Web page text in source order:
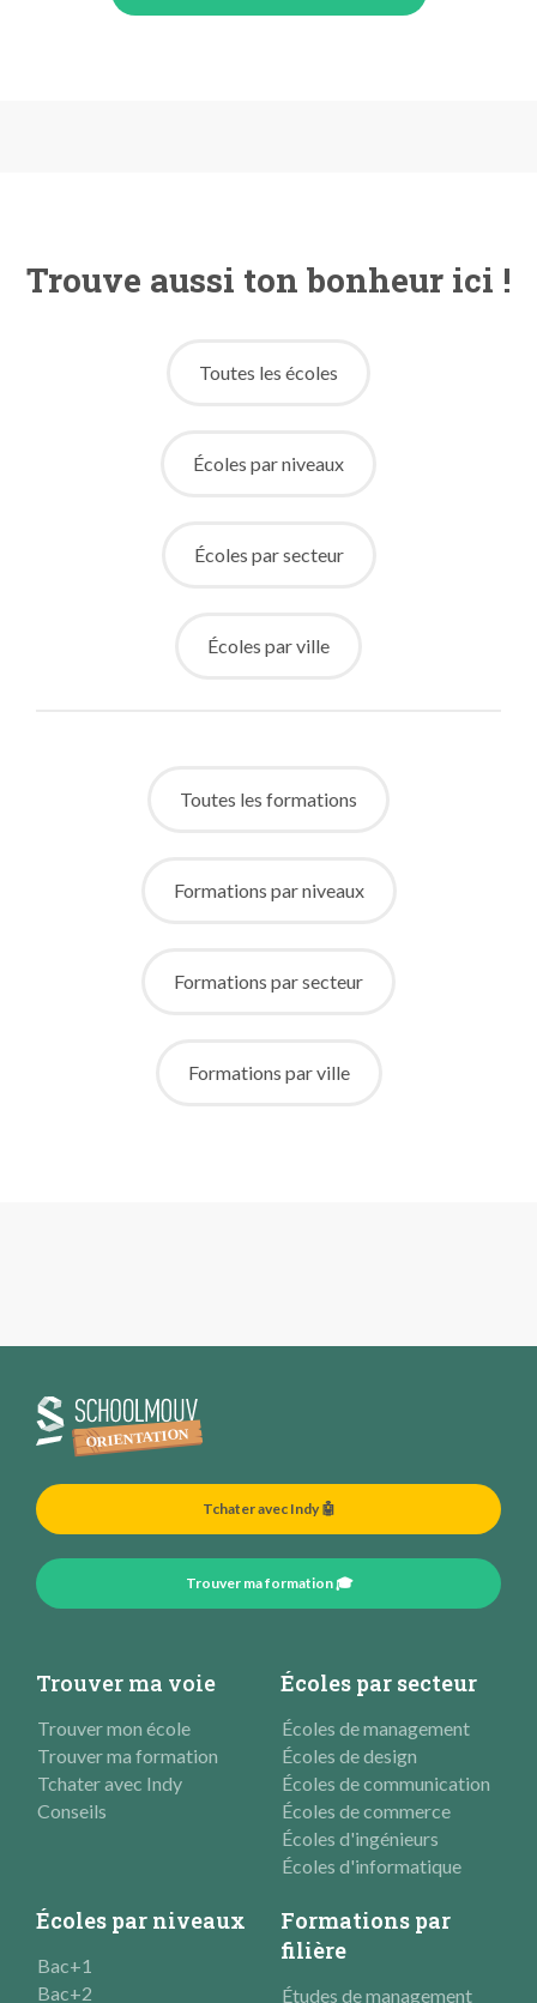
Trouve aussi ton bonheur ici !
Toutes les écoles
Écoles par niveaux
Écoles par secteur
Écoles par ville
Toutes les formations
Formations par niveaux
Formations par secteur
Formations par ville
Tchater avec Indy 🤖
Trouver ma formation 🎓
Trouver ma voie
Trouver mon école
Trouver ma formation
Tchater avec Indy
Conseils
Écoles par secteur
Écoles de management
Écoles de design
Écoles de communication
Écoles de commerce
Écoles d'ingénieurs
Écoles d'informatique
Écoles par niveaux
Bac+1
Bac+2
Formations par
filière
Études de management